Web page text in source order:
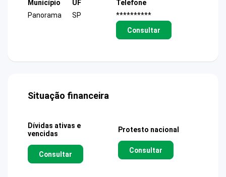
Município
Panorama
UF
SP
Telefone
**********
Consultar
Situação financeira
Dívidas ativas e
vencidas
Consultar
Protesto nacional
Consultar